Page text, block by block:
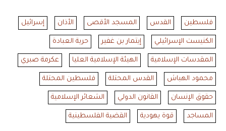
فلسطين القدس المسجد الأقصى الأذان إسرائيل
الكنيست الإسرائيلي إيتمار بن غفير حرية العبادة
المقدسات الإسلامية الهيئة الإسلامية العليا عكرمة صبري
محمود الهباش القدس المحتلة فلسطين المحتلة
حقوق الإنسان القانون الدولي الشعائر الإسلامية
المساجد قوة يهودية القضية الفلسطينية